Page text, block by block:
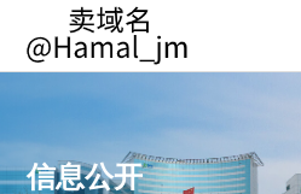
信息公开